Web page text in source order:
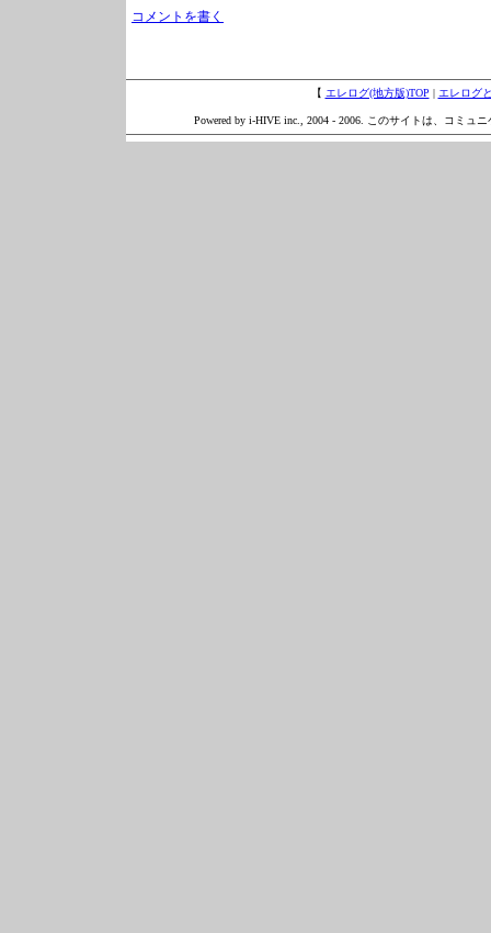
コメントを書く
【 エレログ(地方版)TOP | エレログ
Powered by i-HIVE inc., 2004 - 2006. このサイトは、コミュ